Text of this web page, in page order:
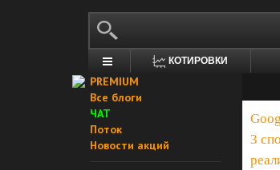
КОТИРОВКИ
PREMIUM
Все блоги
ЧАТ
Поток
Новости акций
3